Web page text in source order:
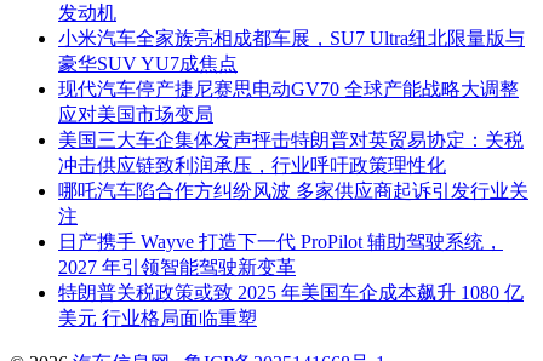
发动机
小米汽车全家族亮相成都车展，SU7 Ultra纽北限量版与
豪华SUV YU7成焦点
现代汽车停产捷尼赛思电动GV70 全球产能战略大调整
应对美国市场变局
美国三大车企集体发声抨击特朗普对英贸易协定：关税
冲击供应链致利润承压，行业呼吁政策理性化
哪吒汽车陷合作方纠纷风波 多家供应商起诉引发行业关
注
日产携手 Wayve 打造下一代 ProPilot 辅助驾驶系统，
2027 年引领智能驾驶新变革
特朗普关税政策或致 2025 年美国车企成本飙升 1080 亿
美元 行业格局面临重塑